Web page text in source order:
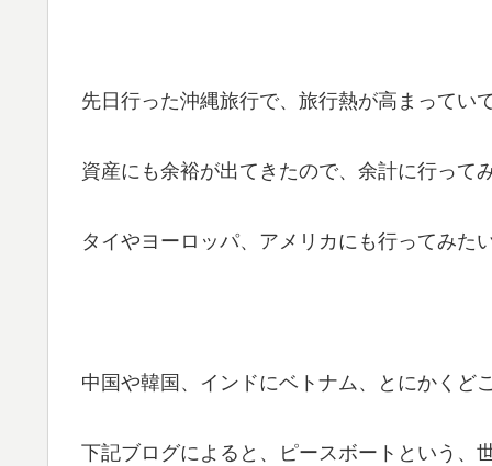
先日行った沖縄旅行で、旅行熱が高まってい
資産にも余裕が出てきたので、余計に行って
タイやヨーロッパ、アメリカにも行ってみた
中国や韓国、インドにベトナム、とにかくど
下記ブログによると、ピースボートという、